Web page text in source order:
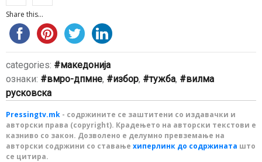
Share this...
categories:
македонија
ознаки:
вмро-дпмне, избор, тужба,
вилма
русковска
Pressingtv.mk - содржините се заштитени со издавачки и
авторски права (copyright). Крадењето на авторски текстови е
казниво со закон. Дозволено е делумно превземање на
авторски содржини со ставање хиперлинк до содржината што
се цитира.